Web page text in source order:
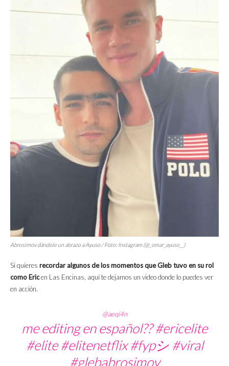
Abrosimov dándole un abrazo a Ayuso / Foto: Instagram (@_omar_ayuso__)
Si quieres recordar algunos de los momentos que Gleb tuvo en su rol
como Ericen Las Encinas, aquí te dejamos un video donde lo puedes ver
en acción.
@aeqi4n
me editing en español??#ericelite
#elite #elitenetflix #fypシ #viral
#glebabrosimov